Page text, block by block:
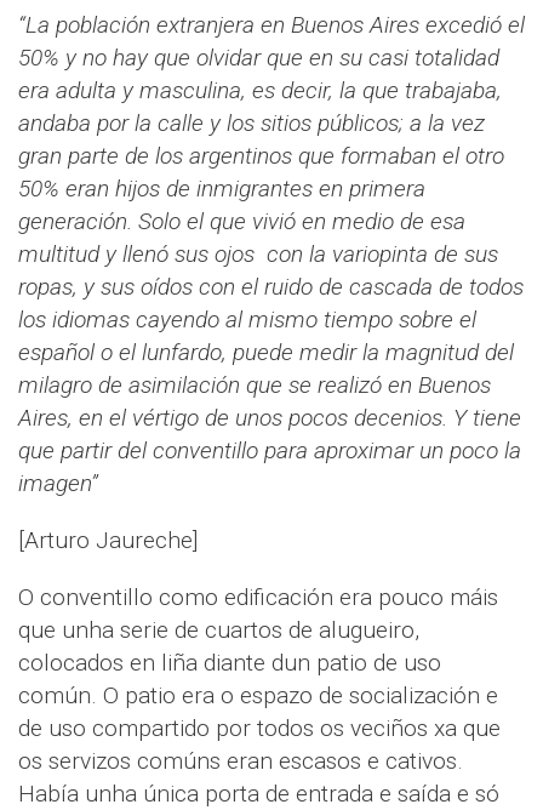
“La población extranjera en Buenos Aires excedió el
50% y no hay que olvidar que en su casi totalidad
era adulta y masculina, es decir, la que trabajaba,
andaba por la calle y los sitios públicos; a la vez
gran parte de los argentinos que formaban el otro
50% eran hijos de inmigrantes en primera
generación. Solo el que vivió en medio de esa
multitud y llenó sus ojos con la variopinta de sus
ropas, y sus oídos con el ruido de cascada de todos
los idiomas cayendo al mismo tiempo sobre el
español o el lunfardo, puede medir la magnitud del
milagro de asimilación que se realizó en Buenos
Aires, en el vértigo de unos pocos decenios. Y tiene
que partir del conventillo para aproximar un poco la
imagen”
[Arturo Jaureche]
O conventillo como edificación era pouco máis
que unha serie de cuartos de alugueiro,
colocados en liña diante dun patio de uso
común. O patio era o espazo de socialización e
de uso compartido por todos os veciños xa que
os servizos comúns eran escasos e cativos.
Había unha única porta de entrada e saída e só